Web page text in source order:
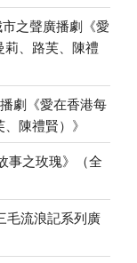
之聲廣播劇《愛
、路芙、陳禮
劇《愛在香港每
陳禮賢） 》
事之玫瑰》（全
毛流浪記系列廣